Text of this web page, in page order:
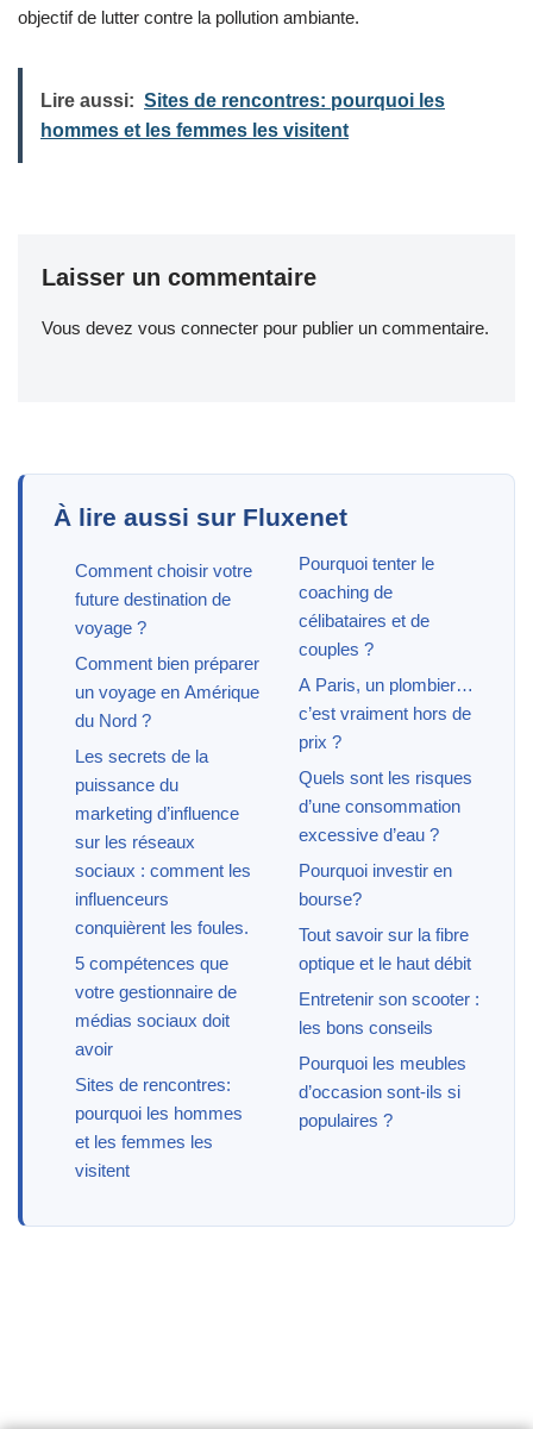
objectif de lutter contre la pollution ambiante.
Lire aussi: Sites de rencontres: pourquoi les
hommes et les femmes les visitent
Laisser un commentaire
Vous devez vous connecter pour publier un commentaire.
À lire aussi sur Fluxenet
Comment choisir votre
future destination de
voyage ?
Comment bien préparer
un voyage en Amérique
du Nord ?
Les secrets de la
puissance du
marketing d’influence
sur les réseaux
sociaux : comment les
influenceurs
conquièrent les foules.
5 compétences que
votre gestionnaire de
médias sociaux doit
avoir
Sites de rencontres:
pourquoi les hommes
et les femmes les
visitent
Pourquoi tenter le
coaching de
célibataires et de
couples ?
A Paris, un plombier…
c’est vraiment hors de
prix ?
Quels sont les risques
d’une consommation
excessive d’eau ?
Pourquoi investir en
bourse?
Tout savoir sur la fibre
optique et le haut débit
Entretenir son scooter :
les bons conseils
Pourquoi les meubles
d’occasion sont-ils si
populaires ?